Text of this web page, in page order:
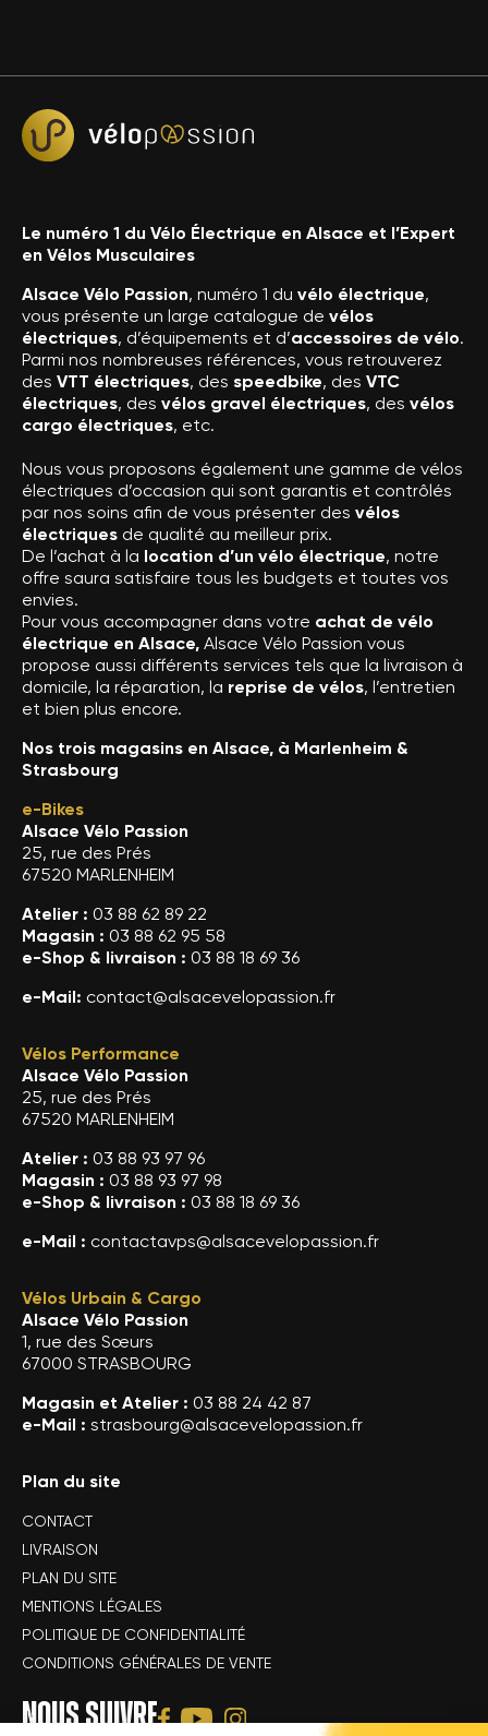
Le numéro 1 du Vélo Électrique en Alsace et l’Expert
en Vélos Musculaires
Alsace Vélo Passion, numéro 1 du vélo électrique,
vous présente un large catalogue de vélos
électriques, d’équipements et d’accessoires de vélo.
Parmi nos nombreuses références, vous retrouverez
des VTT électriques, des speedbike, des VTC
électriques, des vélos gravel électriques, des vélos
cargo électriques, etc.
Nous vous proposons également une gamme de vélos
électriques d’occasion qui sont garantis et contrôlés
par nos soins afin de vous présenter des vélos
électriques de qualité au meilleur prix.
De l’achat à la location d’un vélo électrique, notre
offre saura satisfaire tous les budgets et toutes vos
envies.
Pour vous accompagner dans votre achat de vélo
électrique en Alsace, Alsace Vélo Passion vous
propose aussi différents services tels que la livraison à
domicile, la réparation, la reprise de vélos, l’entretien
et bien plus encore.
Nos trois magasins en Alsace, à Marlenheim &
Strasbourg
e-Bikes
Alsace Vélo Passion
25, rue des Prés
67520 MARLENHEIM
Atelier : 03 88 62 89 22
Magasin : 03 88 62 95 58
e-Shop & livraison : 03 88 18 69 36
e-Mail: contact@alsacevelopassion.fr
Vélos Performance
Alsace Vélo Passion
25, rue des Prés
67520 MARLENHEIM
Atelier : 03 88 93 97 96
Magasin : 03 88 93 97 98
e-Shop & livraison : 03 88 18 69 36
e-Mail : contactavps@alsacevelopassion.fr
Vélos Urbain & Cargo
Alsace Vélo Passion
1, rue des Sœurs
67000 STRASBOURG
Magasin et Atelier : 03 88 24 42 87
e-Mail : strasbourg@alsacevelopassion.fr
Plan du site
CONTACT
LIVRAISON
PLAN DU SITE
MENTIONS LÉGALES
POLITIQUE DE CONFIDENTIALITÉ
CONDITIONS GÉNÉRALES DE VENTE
NOUS SUIVRE